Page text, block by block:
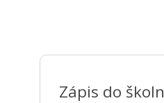
Zápis do